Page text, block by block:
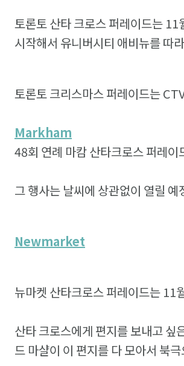
토론토 산타 크로스 퍼레이드는
시작해서 유니버시티 애비뉴를 따
토론토 크리스마스 퍼레이드는
Markham
48회 연례 마캄 산타크로스 퍼레
그 행사는 날씨에 상관없이 열릴
Newmarket
뉴마켓 산타크로스 퍼레이드는 11
산타 크로스에게 편지를 보내고 싶
드 마샬이 이 편지를 다 모아서 북